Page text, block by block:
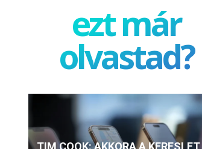
ezt már
olvastad?
TIM COOK: AKKORA A KERESLET,